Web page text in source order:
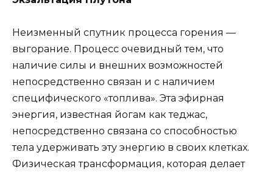
Неизменный спутник процесса горения —
выгорание. Процесс очевидный тем, что
наличие силы и внешних возможностей
непосредственно связан и с наличием
специфического «топлива». Эта эфирная
энергия, известная йогам как теджас,
непосредственно связана со способностью
тела удерживать эту энергию в своих клетках.
Физическая трансформация, которая делает